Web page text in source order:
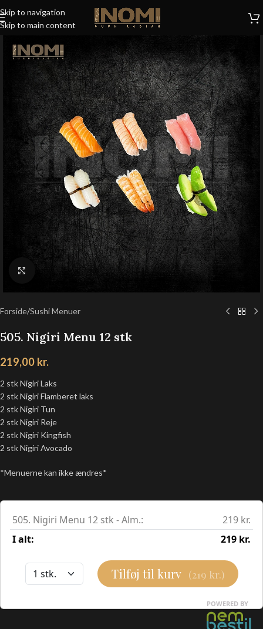
Skip to navigation
Skip to main content
Klik for at forstørre
Forside/Sushi Menuer
505. Nigiri Menu 12 stk
219,00 kr.
2 stk Nigiri Laks
2 stk Nigiri Flamberet laks
2 stk Nigiri Tun
2 stk Nigiri Reje
2 stk Nigiri Kingfish
2 stk Nigiri Avocado
*Menuerne kan ikke ændres*